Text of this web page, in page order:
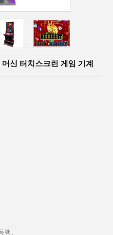
신 터치스크린 게임 기계
맹,